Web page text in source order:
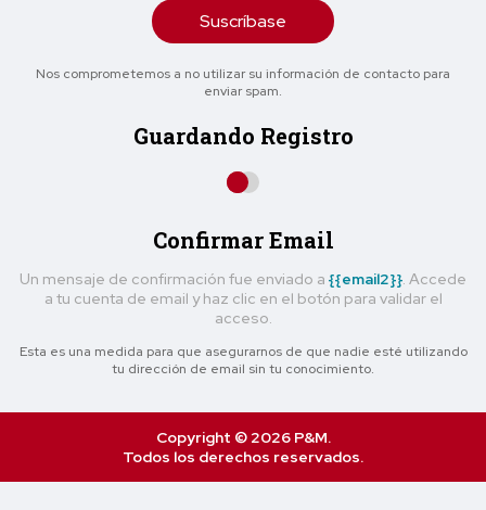
Suscríbase
Nos comprometemos a no utilizar su información de contacto para
enviar spam.
Guardando Registro
Confirmar Email
Un mensaje de confirmación fue enviado a {{email2}} . Accede
a tu cuenta de email y haz clic en el botón para validar el
acceso.
Esta es una medida para que asegurarnos de que nadie esté utilizando
tu dirección de email sin tu conocimiento.
Copyright © 2026 P&M.
Todos los derechos reservados.